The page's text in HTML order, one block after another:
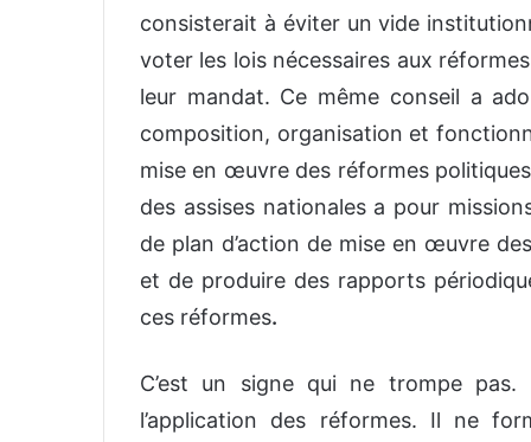
consisterait à éviter un vide
voter les lois nécessaires aux
leur mandat. Ce même conseil a
composition, organisation et
mise en œuvre des réformes
des assises nationales a pour
de plan d’action de mise en œuvre
et de produire des rapports
ces réformes.
C’est un signe qui ne trompe
l’application des réformes. Il ne